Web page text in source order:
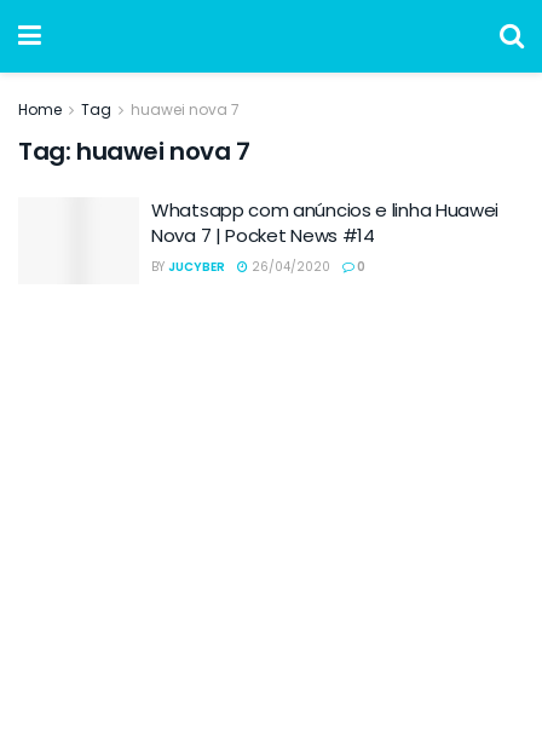
Home Tag huawei nova 7
Tag: huawei nova 7
Whatsapp com anúncios e linha Huawei
Nova 7 | Pocket News #14
BY JUCYBER 26/04/2020 0